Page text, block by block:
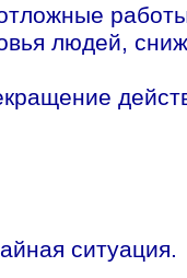
людей,
ситуация.